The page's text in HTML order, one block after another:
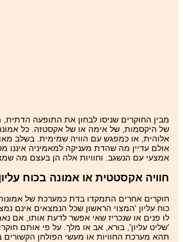
מבין החוקרים שניסו לבחון את התופעה
של היקסמות, של אימה או של אקסטזה. כל
אלוהית, או כמפגש עם הוויה שמימית. בשלב
אולם עדיין מה שהדת מעניקה למאמיניה
אמצעי עם הנשגב. וחוויות אלה הן בעצם מה
חוויה אקסטטית או אמונה בכוח
חוקרים אחרים התמקדו בדת כמערכת של
כוח עליון 'המצוי הראשון שכל הנמצאים אינם
לו פנים או שנכריז שאי אפשר לדעת אותו, אם
'שליט עליון', בורא, אב או מלך. על פי אותם
תהא מערכת החוויות או מעשי הפולחן